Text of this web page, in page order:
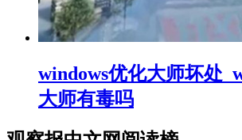
windows优化大师坏处
大师有毒吗